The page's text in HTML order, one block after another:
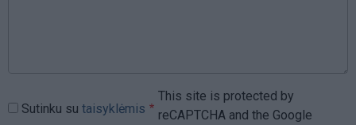
Sutinku su taisyklėmis
This site is protected by
reCAPTCHA and the Google